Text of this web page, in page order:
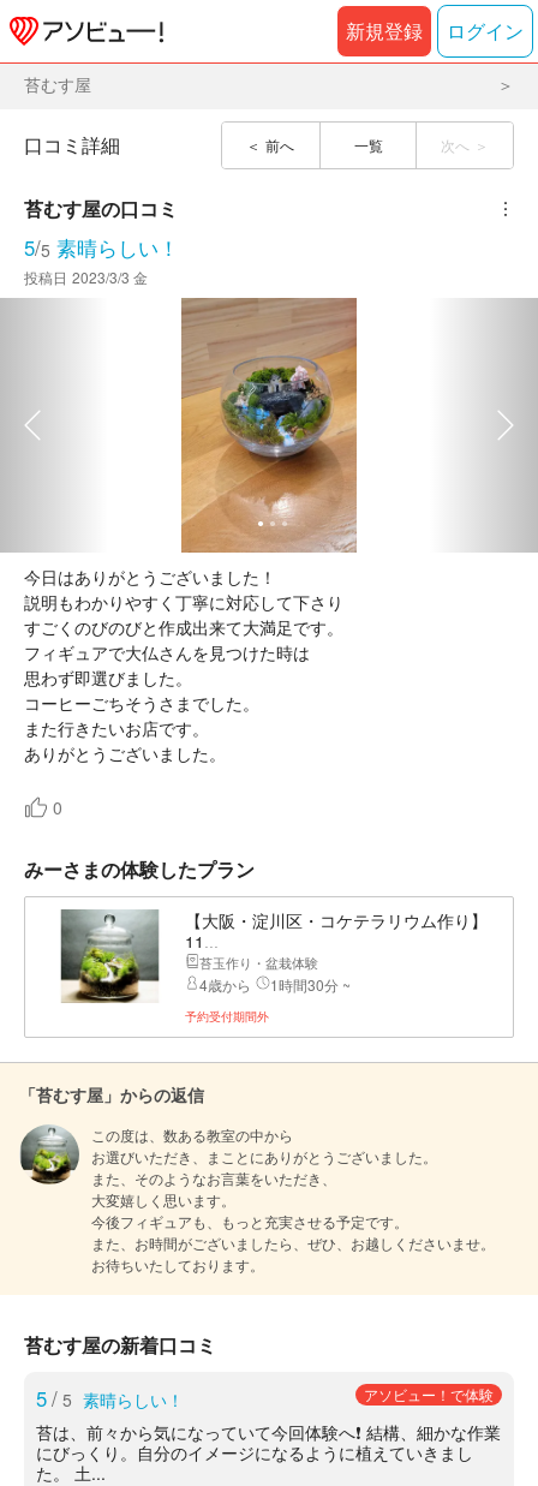
新規登録 ログイン
苔むす屋
前へ 一覧 次へ
口コミ詳細
苔むす屋の口コミ ︙
5/5 素晴らしい！
投稿日 2023/3/3 金
今日はありがとうございました！
説明もわかりやすく丁寧に対応して下さり
すごくのびのびと作成出来て大満足です。
フィギュアで大仏さんを見つけた時は
思わず即選びました。
コーヒーごちそうさまでした。
また行きたいお店です。
ありがとうございました。
0
みーさまの体験したプラン
【大阪・淀川区・コケテラリウム作り】
11...
苔玉作り・盆栽体験
4歳から 1時間30分 ~
予約受付期間外
「苔むす屋」からの返信
この度は、数ある教室の中から
お選びいただき、まことにありがとうございました。
また、そのようなお言葉をいただき、
大変嬉しく思います。
今後フィギュアも、もっと充実させる予定です。
また、お時間がございましたら、ぜひ、お越しくださいませ。
お待ちいたしております。
苔むす屋の新着口コミ
5/ 5 素晴らしい！ アソビュー！で体験
苔は、前々から気になっていて今回体験へ❗️ 結構、細かな作業
にびっくり。自分のイメージになるように植えていきまし
た。 土...